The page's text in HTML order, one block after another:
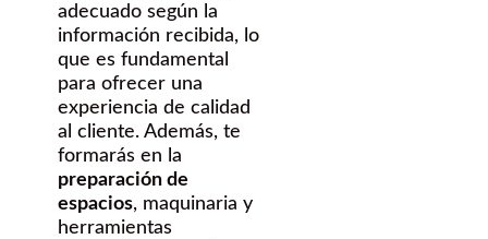
adecuado según la
información recibida, lo
que es fundamental
para ofrecer una
experiencia de calidad
al cliente. Además, te
formarás en la
preparación de
espacios, maquinaria y
herramientas